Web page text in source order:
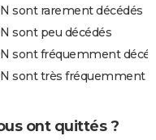
sont rarement décédés
sont peu décédés
sont fréquemment
sont très fréquemment
ont quittés ?